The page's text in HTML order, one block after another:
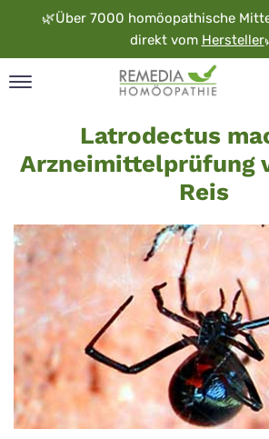
🌿Über 7000 homöopathische
direkt vom Hersteller
mactansLatrodectus
Arzneimittelprüfung
Reis